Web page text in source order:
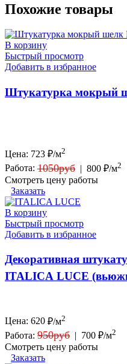
Похожие товары
В корзину
Быстрый просмотр
Добавить в избранное
Штукатурка мокрый
Цена: 723 ₽/м2
Работа: 1050руб | 800 ₽/м2
Смотреть цену работы
Заказать
В корзину
Быстрый просмотр
Добавить в избранное
Декоративная
ITALICA LUCE
Цена: 620 ₽/м2
Работа: 950руб | 700 ₽/м2
Смотреть цену работы
Заказать